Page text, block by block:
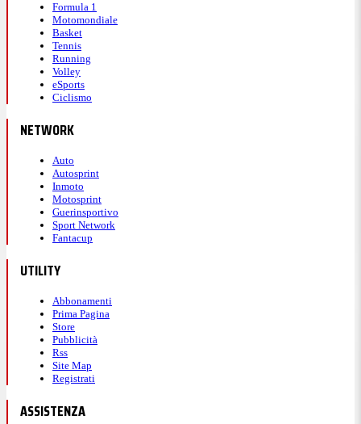
Formula 1
Motomondiale
Basket
Tennis
Running
Volley
eSports
Ciclismo
NETWORK
Auto
Autosprint
Inmoto
Motosprint
Guerinsportivo
Sport Network
Fantacup
UTILITY
Abbonamenti
Prima Pagina
Store
Pubblicità
Rss
Site Map
Registrati
ASSISTENZA